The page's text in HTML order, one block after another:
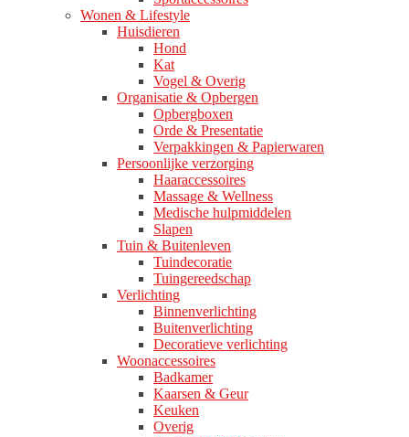
Wonen & Lifestyle
Huisdieren
Hond
Kat
Vogel & Overig
Organisatie & Opbergen
Opbergboxen
Orde & Presentatie
Verpakkingen & Papierwaren
Persoonlijke verzorging
Haaraccessoires
Massage & Wellness
Medische hulpmiddelen
Slapen
Tuin & Buitenleven
Tuindecoratie
Tuingereedschap
Verlichting
Binnenverlichting
Buitenverlichting
Decoratieve verlichting
Woonaccessoires
Badkamer
Kaarsen & Geur
Keuken
Overig